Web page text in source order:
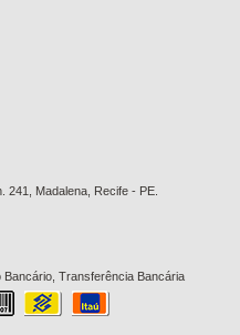
241, Madalena, Recife - PE.
Transferência Bancária